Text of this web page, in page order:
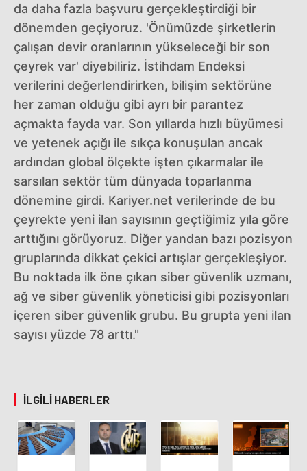
da daha fazla başvuru gerçekleştirdiği bir
dönemden geçiyoruz. 'Önümüzde şirketlerin
çalışan devir oranlarının yükseleceği bir son
çeyrek var' diyebiliriz. İstihdam Endeksi
verilerini değerlendirirken, bilişim sektörüne
her zaman olduğu gibi ayrı bir parantez
açmakta fayda var. Son yıllarda hızlı büyümesi
ve yetenek açığı ile sıkça konuşulan ancak
ardından global ölçekte işten çıkarmalar ile
sarsılan sektör tüm dünyada toparlanma
dönemine girdi. Kariyer.net verilerinde de bu
çeyrekte yeni ilan sayısının geçtiğimiz yıla göre
arttığını görüyoruz. Diğer yandan bazı pozisyon
gruplarında dikkat çekici artışlar gerçekleşiyor.
Bu noktada ilk öne çıkan siber güvenlik uzmanı,
ağ ve siber güvenlik yöneticisi gibi pozisyonları
içeren siber güvenlik grubu. Bu grupta yeni ilan
sayısı yüzde 78 arttı."
İLGILI HABERLER